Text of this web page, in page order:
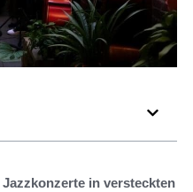
Jazzkonzerte in versteckten